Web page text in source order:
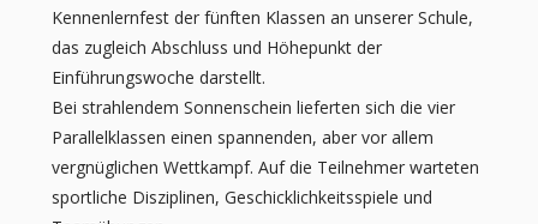
Kennenlernfest der fünften Klassen an unserer Schule,
das zugleich Abschluss und Höhepunkt der
Einführungswoche darstellt.
Bei strahlendem Sonnenschein lieferten sich die vier
Parallelklassen einen spannenden, aber vor allem
vergnüglichen Wettkampf. Auf die Teilnehmer warteten
sportliche Disziplinen, Geschicklichkeitsspiele und